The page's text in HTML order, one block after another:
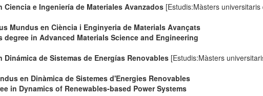
e Ingeniería de Materiales Avanzados [Estudis:Màsters universitaris
Mundus en Ciència i Enginyeria de Materials Avançats
degree in Advanced Materials Science and Engineering
de Sistemas de Energías Renovables [Estudis:Màsters
en Dinàmica de Sistemes d'Energies Renovables
in Dynamics of Renewables-based Power Systems